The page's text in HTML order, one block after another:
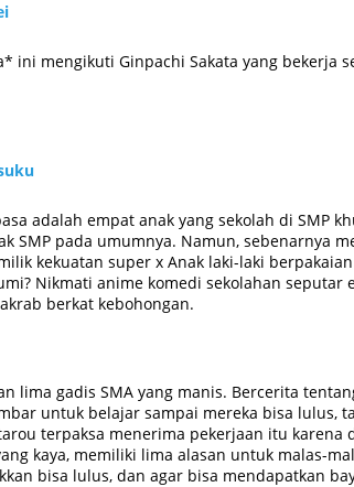
ini mengikuti Ginpachi Sakata yang bekerja
adalah empat anak yang sekolah di SMP
SMP pada umumnya. Namun, sebenarnya
kekuatan super x Anak laki-laki
Nikmati anime komedi sekolahan
berkat kebohongan.
lima gadis SMA yang manis. Bercerita
untuk belajar sampai mereka bisa lulus,
terpaksa menerima pekerjaan itu
kaya, memiliki lima alasan untuk malas-
bisa lulus, dan agar bisa mendapatkan